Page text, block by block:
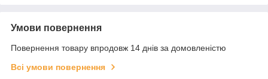
Умови повернення
Повернення товару впродовж 14 днів за домовленістю
Всі умови повернення